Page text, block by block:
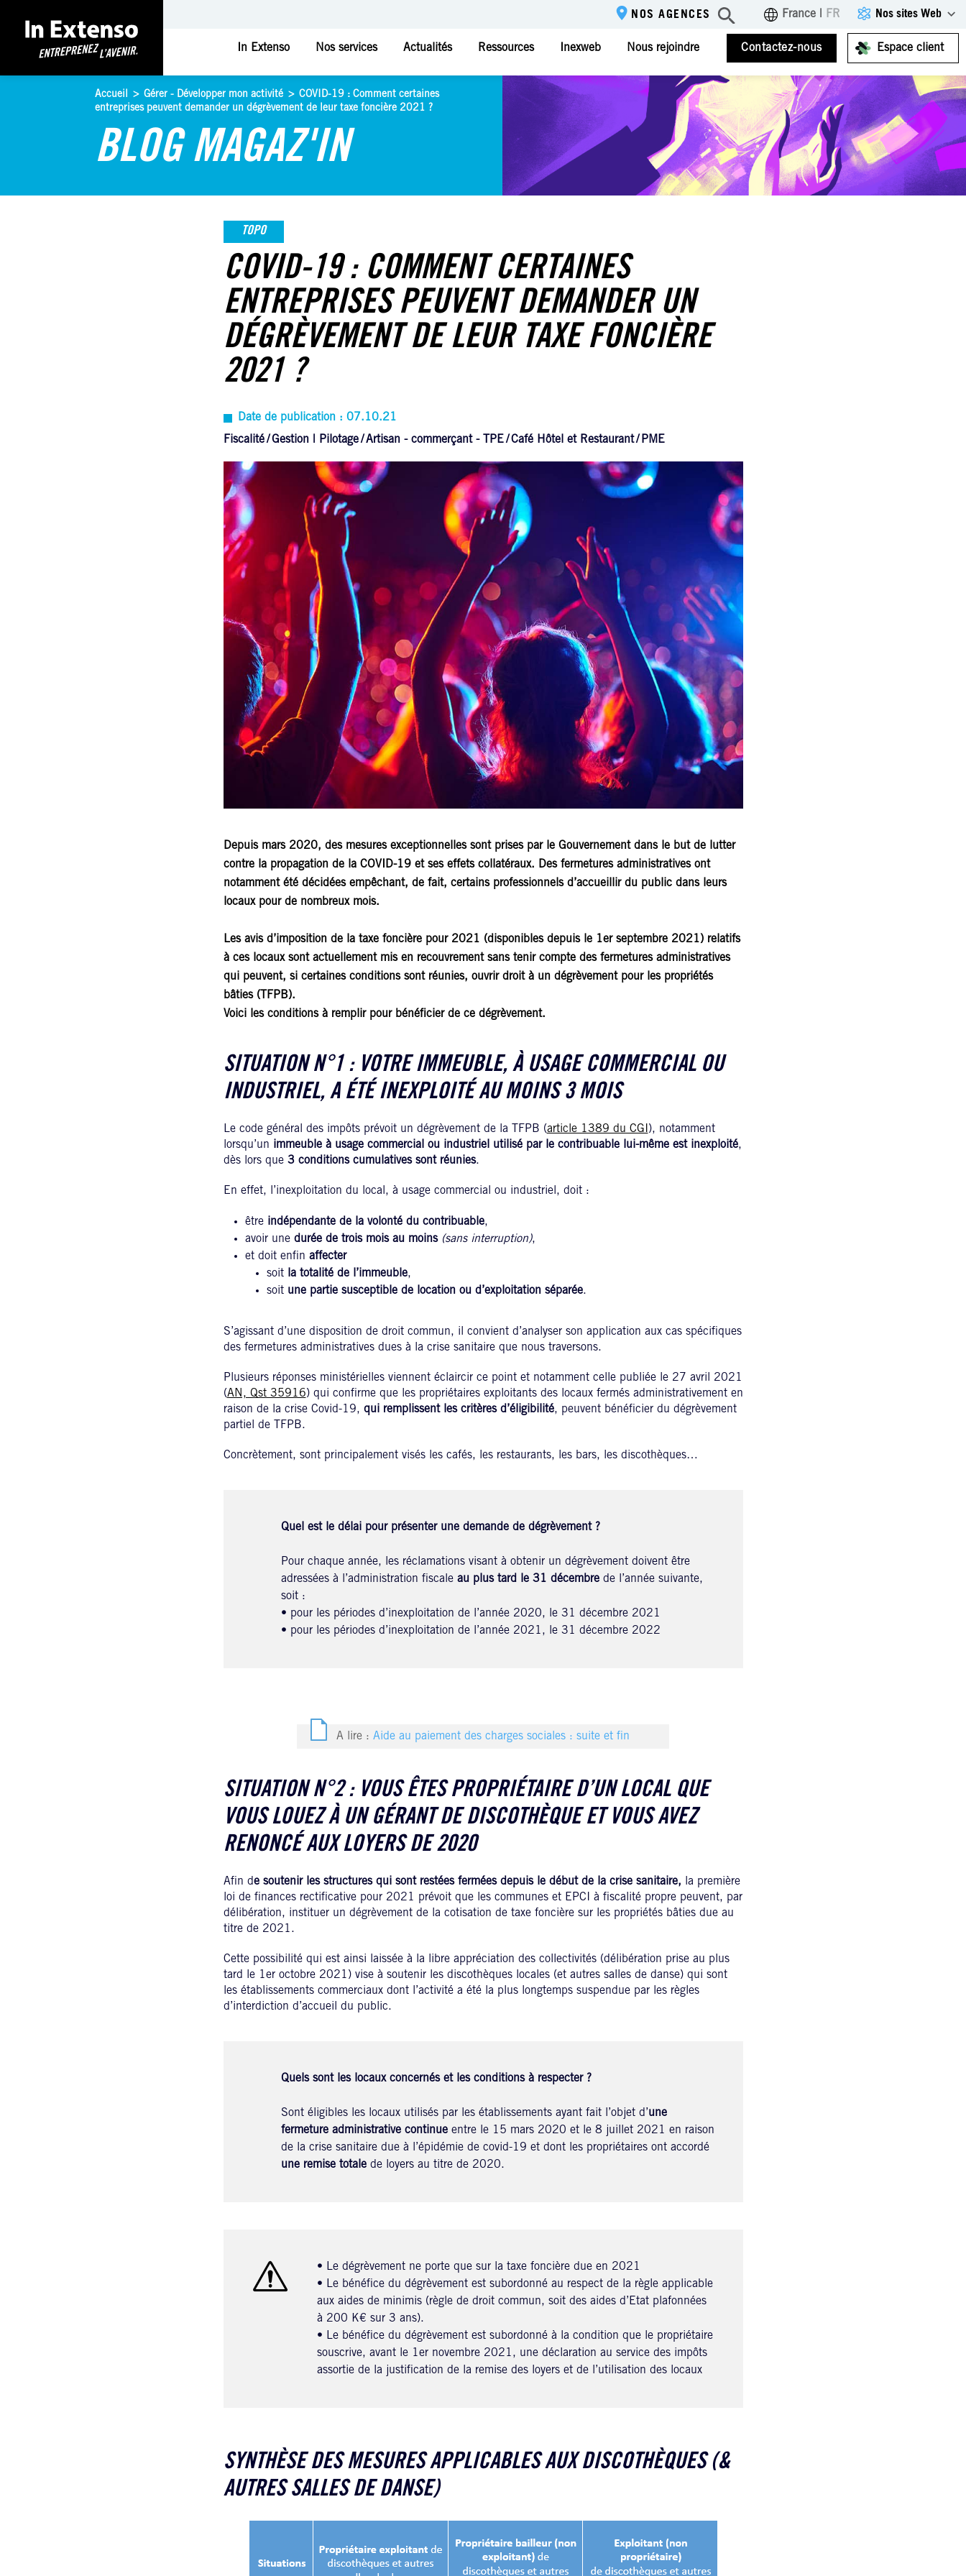
NOS AGENCES France FR Nos sites Web
In Extenso Nos services Actualités Ressources Inexweb Nous rejoindre Contactez-nous Espace client
Accueil > Gérer - Développer mon activité > COVID-19 : Comment certaines
entreprises peuvent demander un dégrèvement de leur taxe foncière 2021 ?
BLOG MAGAZ'IN
TOPO
COVID-19 : COMMENT CERTAINES
ENTREPRISES PEUVENT DEMANDER UN
DÉGRÈVEMENT DE LEUR TAXE FONCIÈRE
2021 ?
Date de publication : 07.10.21
Fiscalité
Gestion | Pilotage Artisan - commerçant - TPE Café Hôtel et Restaurant PME
Depuis mars 2020, des mesures exceptionnelles sont prises par le Gouvernement dans le but de lutter
contre la propagation de la COVID-19 et ses effets collatéraux. Des fermetures administratives ont
notamment été décidées empêchant, de fait, certains professionnels d’accueillir du public dans leurs
locaux pour de nombreux mois.
Les avis d’imposition de la taxe foncière pour 2021 (disponibles depuis le 1er septembre 2021) relatifs
à ces locaux sont actuellement mis en recouvrement sans tenir compte des fermetures administratives
qui peuvent, si certaines conditions sont réunies, ouvrir droit à un dégrèvement pour les propriétés
bâties (TFPB).
Voici les conditions à remplir pour bénéficier de ce dégrèvement.
SITUATION N°1 : VOTRE IMMEUBLE, À USAGE COMMERCIAL OU
INDUSTRIEL, A ÉTÉ INEXPLOITÉ AU MOINS 3 MOIS
Le code général des impôts prévoit un dégrèvement de la TFPB (article 1389 du CGI ), notamment
lorsqu’un immeuble à usage commercial ou industriel utilisé par le contribuable lui-même est inexploité,
dès lors que 3 conditions cumulatives sont réunies.
En effet, l’inexploitation du local, à usage commercial ou industriel, doit :
être indépendante de la volonté du contribuable,
avoir une durée de trois mois au moins (sans interruption),
et doit enfin affecter
soit la totalité de l’immeuble,
soit une partie susceptible de location ou d’exploitation séparée.
S’agissant d’une disposition de droit commun, il convient d’analyser son application aux cas spécifiques
des fermetures administratives dues à la crise sanitaire que nous traversons.
Plusieurs réponses ministérielles viennent éclaircir ce point et notamment celle publiée le 27 avril 2021
(AN, Qst 35916) qui confirme que les propriétaires exploitants des locaux fermés administrativement en
raison de la crise Covid-19, qui remplissent les critères d’éligibilité, peuvent bénéficier du dégrèvement
partiel de TFPB.
Concrètement, sont principalement visés les cafés, les restaurants, les bars, les discothèques…
Quel est le délai pour présenter une demande de dégrèvement ?
Pour chaque année, les réclamations visant à obtenir un dégrèvement doivent être
adressées à l’administration fiscale au plus tard le 31 décembrede l’année suivante,
soit :
• pour les périodes d’inexploitation de l’année 2020, le 31 décembre 2021
• pour les périodes d’inexploitation de l’année 2021, le 31 décembre 2022
A lire : Aide au paiement des charges sociales : suite et fin
SITUATION N°2 : VOUS ÊTES PROPRIÉTAIRE D’UN LOCAL QUE
VOUS LOUEZ À UN GÉRANT DE DISCOTHÈQUE ET VOUS AVEZ
RENONCÉ AUX LOYERS DE 2020
Afin de soutenir les structures qui sont restées fermées depuis le début de la crise sanitaire, la première
loi de finances rectificative pour 2021 prévoit que les communes et EPCI à fiscalité propre peuvent, par
délibération, instituer un dégrèvement de la cotisation de taxe foncière sur les propriétés bâties due au
titre de 2021.
Cette possibilité qui est ainsi laissée à la libre appréciation des collectivités (délibération prise au plus
tard le 1er octobre 2021) vise à soutenir les discothèques locales (et autres salles de danse) qui sont
les établissements commerciaux dont l’activité a été la plus longtemps suspendue par les règles
d’interdiction d’accueil du public.
Quels sont les locaux concernés et les conditions à respecter ?
Sont éligibles les locaux utilisés par les établissements ayant fait l’objet d’une
fermeture administrative continue entre le 15 mars 2020 et le 8 juillet 2021 en raison
de la crise sanitaire due à l’épidémie de covid-19 et dont les propriétaires ont accordé
une remise totalede loyers au titre de 2020.
• Le dégrèvement ne porte que sur la taxe foncière due en 2021
• Le bénéfice du dégrèvement est subordonné au respect de la règle applicable
aux aides de minimis (règle de droit commun, soit des aides d’Etat plafonnées
à 200 K€ sur 3 ans).
• Le bénéfice du dégrèvement est subordonné à la condition que le propriétaire
souscrive, avant le 1er novembre 2021, une déclaration au service des impôts
assortie de la justification de la remise des loyers et de l’utilisation des locaux
SYNTHÈSE DES MESURES APPLICABLES AUX DISCOTHÈQUES (&
AUTRES SALLES DE DANSE)